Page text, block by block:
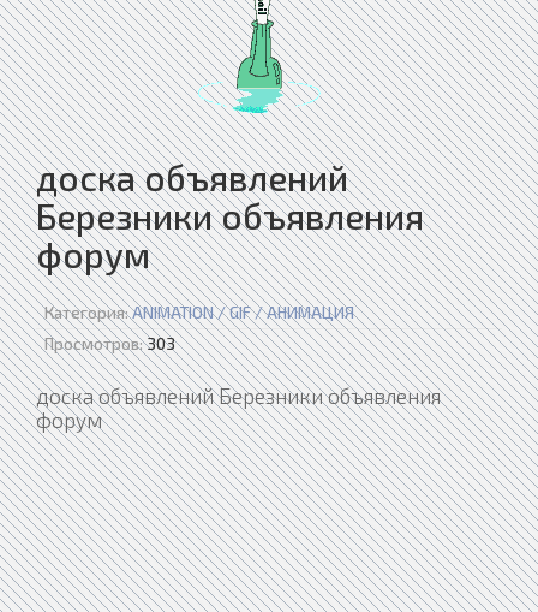
доска объявлений
Березники объявления
форум
Категория:ANIMATION / GIF / АНИМАЦИЯ
Просмотров:303
доска объявлений Березники объявления
форум